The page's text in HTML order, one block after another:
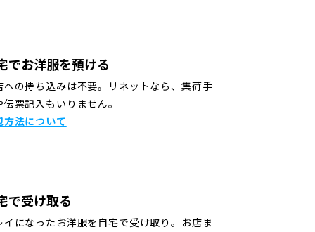
でお洋服を預ける
への持ち込みは不要。リネットなら、集荷手
伝票記入もいりません。
方法について
で受け取る
イになったお洋服を自宅で受け取り。お店ま